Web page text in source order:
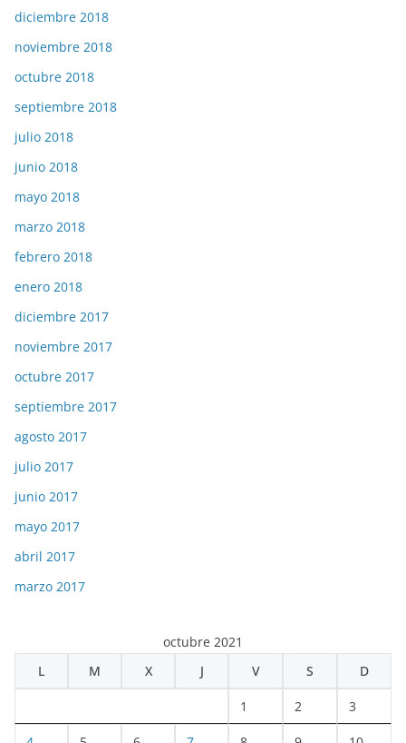
diciembre 2018
noviembre 2018
octubre 2018
septiembre 2018
julio 2018
junio 2018
mayo 2018
marzo 2018
febrero 2018
enero 2018
diciembre 2017
noviembre 2017
octubre 2017
septiembre 2017
agosto 2017
julio 2017
junio 2017
mayo 2017
abril 2017
marzo 2017
octubre 2021
L
M X J V S D
1 2 3